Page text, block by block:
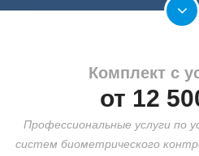
Комплект с
от 12
Профессиональные услуги по
систем биометрического